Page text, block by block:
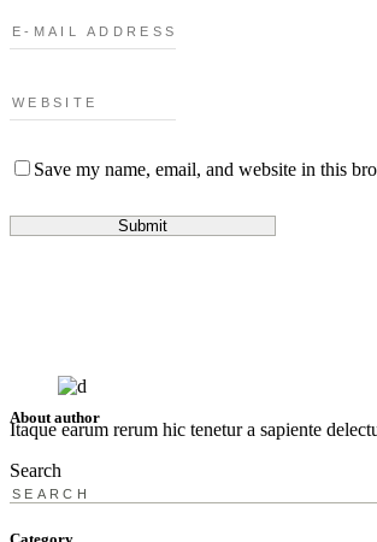
Save my name, email, and website in this
About author
Itaque earum rerum hic tenetur a sapiente
Search